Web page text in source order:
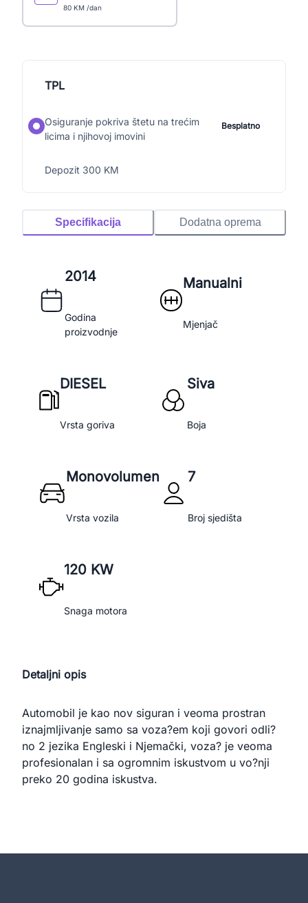
80 KM /dan
TPL
Osiguranje pokriva štetu na trećim
licima i njihovoj imovini
Depozit 300 KM
Besplatno
Specifikacija Dodatna oprema
2014
Godina
proizvodnje
Manualni
Mjenjač
DIESEL
Vrsta goriva
Siva
Boja
Monovolumen
Vrsta vozila
7
Broj sjedišta
120 KW
Snaga motora
Detaljni opis
Automobil je kao nov siguran i veoma prostran
iznajmljivanje samo sa voza?em koji govori odli?
no 2 jezika Engleski i Njemački, voza? je veoma
profesionalan i sa ogromnim iskustvom u vo?nji
preko 20 godina iskustva.